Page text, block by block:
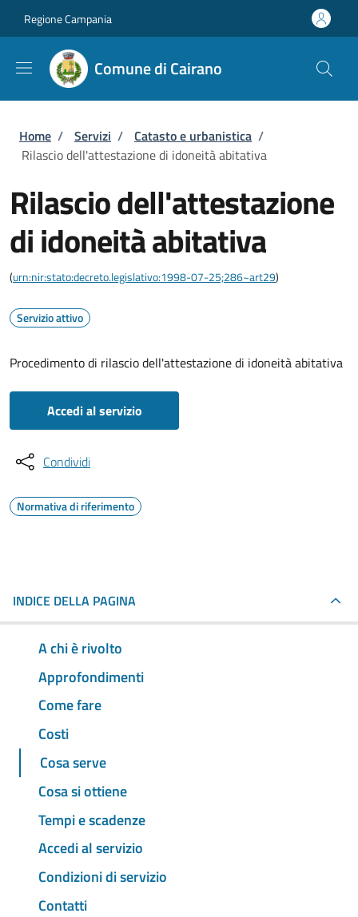
Regione Campania
Comune di Cairano
Briciole di pane
Home / Servizi / Catasto e urbanistica /
Rilascio dell'attestazione di idoneità abitativa
Rilascio dell'attestazione
di idoneità abitativa
(urn:nir:stato:decreto.legislativo:1998-07-25;286~art29)
Servizio attivo
Procedimento di rilascio dell'attestazione di idoneità abitativa
Accedi al servizio
Condividi
Normativa di riferimento
INDICE DELLA PAGINA
A chi è rivolto
Approfondimenti
Come fare
Costi
Cosa serve
Cosa si ottiene
Tempi e scadenze
Accedi al servizio
Condizioni di servizio
Contatti